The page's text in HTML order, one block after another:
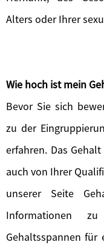
Alters oder Ihrer
Wie hoch ist mein
Bevor Sie sich
zu der
erfahren. Das
auch von Ihrer
unserer Seite
Informationen
Gehaltsspannen für